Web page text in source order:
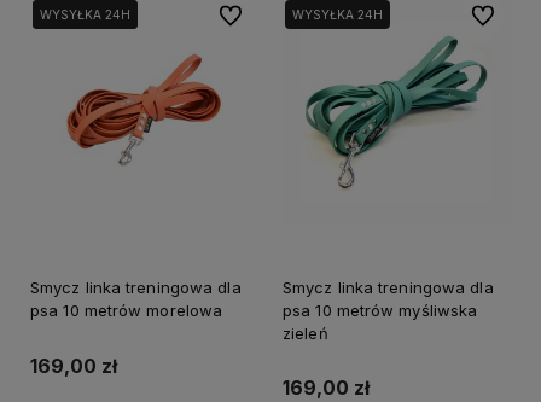
WYSYŁKA 24H
WYSYŁKA 24H
Smycz linka treningowa dla
psa 10 metrów morelowa
169,00 zł
Do ulubionychWYSYŁKA 24H
Smycz linka treningowa dla
psa 10 metrów myśliwska
zieleń
169,00 zł
Do